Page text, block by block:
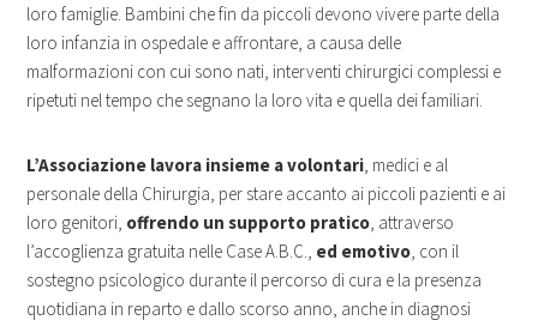
loro famiglie. Bambini che fin da piccoli devono vivere parte della
loro infanzia in ospedale e affrontare, a causa delle
malformazioni con cui sono nati, interventi chirurgici complessi e
ripetuti nel tempo che segnano la loro vita e quella dei familiari.
L’Associazione lavora insieme a volontari , medici e al
personale della Chirurgia, per stare accanto ai piccoli pazienti e ai
loro genitori, offrendo un supporto pratico , attraverso
l’accoglienza gratuita nelle Case A.B.C., ed emotivo , con il
sostegno psicologico durante il percorso di cura e la presenza
quotidiana in reparto e dallo scorso anno, anche in diagnosi